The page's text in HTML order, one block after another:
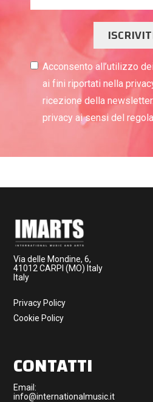
Acconsento all’utilizzo
ai fini riportati nella
ricezione della
privacy ai sensi del
Via delle Mondine, 6,
41012 CARPI (MO) Italy
Italy
Privacy Policy
Cookie Policy
CONTATTI
Email:
info@internationalmusic.it